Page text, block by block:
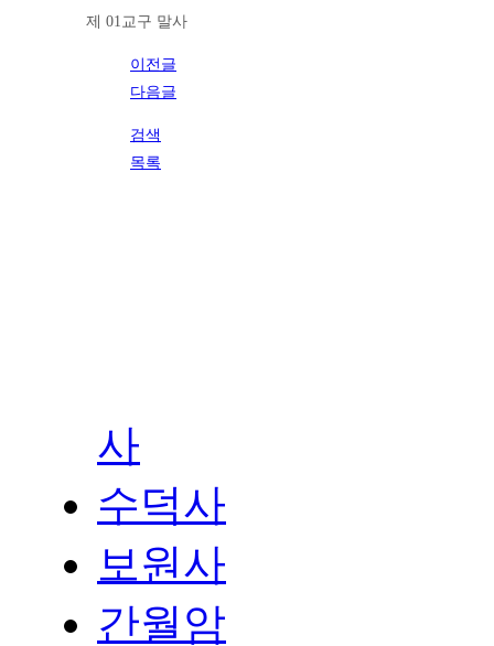
제 01교구 말사
이전글
다음글
검색
목록
사
수덕사
보원사
간월암